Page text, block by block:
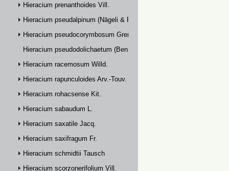
Hieracium prenanthoides Vill.
Hieracium pseudalpinum (Nägeli & Peter) Prain
Hieracium pseudocorymbosum Gremli
Hieracium pseudodolichaetum (Benz & Zahn) Zahn
Hieracium racemosum Willd.
Hieracium rapunculoides Arv.-Touv.
Hieracium rohacsense Kit.
Hieracium sabaudum L.
Hieracium saxatile Jacq.
Hieracium saxifragum Fr.
Hieracium schmidtii Tausch
Hieracium scorzonerifolium Vill.